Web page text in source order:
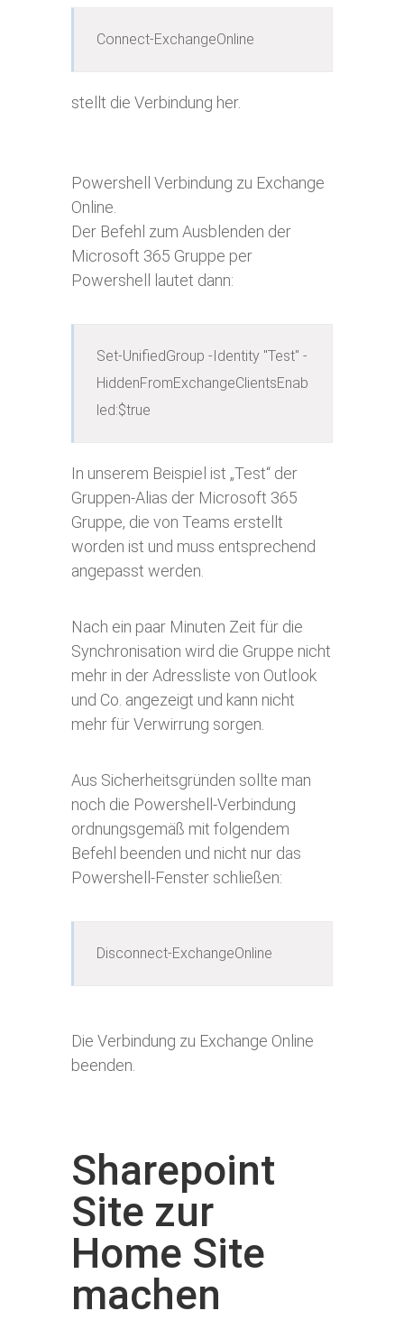
Connect-ExchangeOnline
stellt die Verbindung her.
Powershell Verbindung zu Exchange
Online.
Der Befehl zum Ausblenden der
Microsoft 365 Gruppe per
Powershell lautet dann:
Set-UnifiedGroup -Identity "Test" -
HiddenFromExchangeClientsEnab
led:$true
In unserem Beispiel ist „Test“ der
Gruppen-Alias der Microsoft 365
Gruppe, die von Teams erstellt
worden ist und muss entsprechend
angepasst werden.
Nach ein paar Minuten Zeit für die
Synchronisation wird die Gruppe nicht
mehr in der Adressliste von Outlook
und Co. angezeigt und kann nicht
mehr für Verwirrung sorgen.
Aus Sicherheitsgründen sollte man
noch die Powershell-Verbindung
ordnungsgemäß mit folgendem
Befehl beenden und nicht nur das
Powershell-Fenster schließen:
Disconnect-ExchangeOnline
Die Verbindung zu Exchange Online
beenden.
Sharepoint
Site zur
Home Site
machen